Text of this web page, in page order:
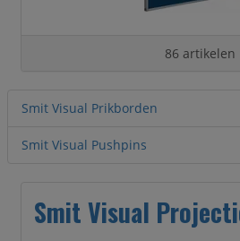
86 artikelen
Smit Visual Prikborden
Smit Visual Pushpins
Smit Visual